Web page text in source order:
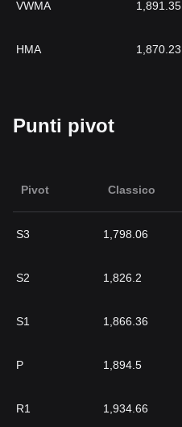
VWMA 1,891.35
HMA 1,870.23
Punti pivot
Pivot Classico
S3 1,798.06
S2 1,826.2
S1 1,866.36
P 1,894.5
R1 1,934.66